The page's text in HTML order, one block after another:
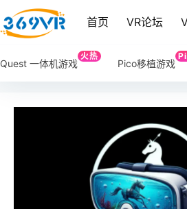
首页 VR论坛
Quest 一体机游戏
火热
Pico移植游戏